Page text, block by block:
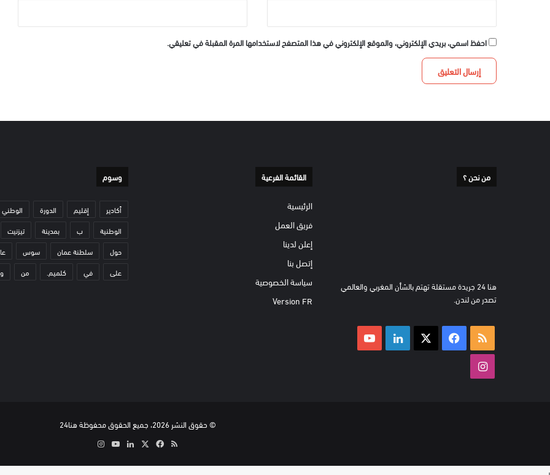
احفظ اسمي، بريدي الإلكتروني، والموقع الإلكتروني في هذا المتصفح لاستخدامها المرة المقبلة في تعليقي.
من نحن ؟
هنا 24 جريدة مستقلة تهتم بالشأن المغربي والعالمي
تصدر من لندن.
ملخص فيسبوك لينكدإن
القائمة الفرعية
الرئيسية
فريق العمل
إعلن لدينا
إتصل بنا
سياسة الخصوصية
Version FR
وسوم
أكادير إقليم الدورة
الوطني
الوطنية
ب بمدينة تيزنيت
حول
سلطنة عمان سوس
على
في كلميم. من و
© حقوق النشر 2026، جميع الحقوق محفوظة هنا24
ملخص فيسبوك لينكدإن ‫YouTube
ر